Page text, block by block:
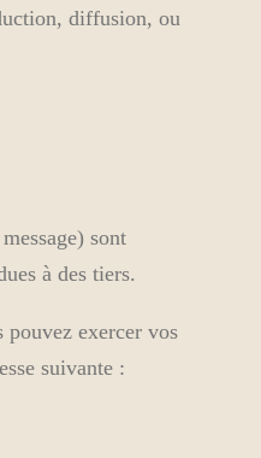
diffusion, ou
sont
à des tiers.
pouvez exercer vos
suivante :